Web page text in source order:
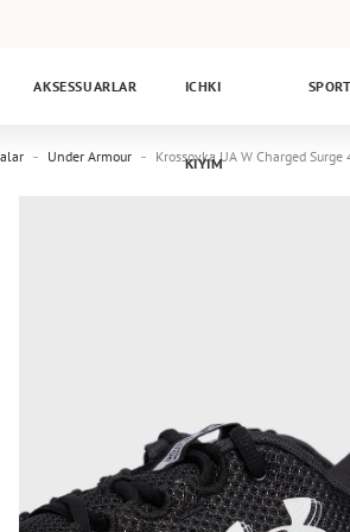
AKSESSUARLAR ICHKI
KIYIM
SPORT
Under Armour Krossovka UA W Charged